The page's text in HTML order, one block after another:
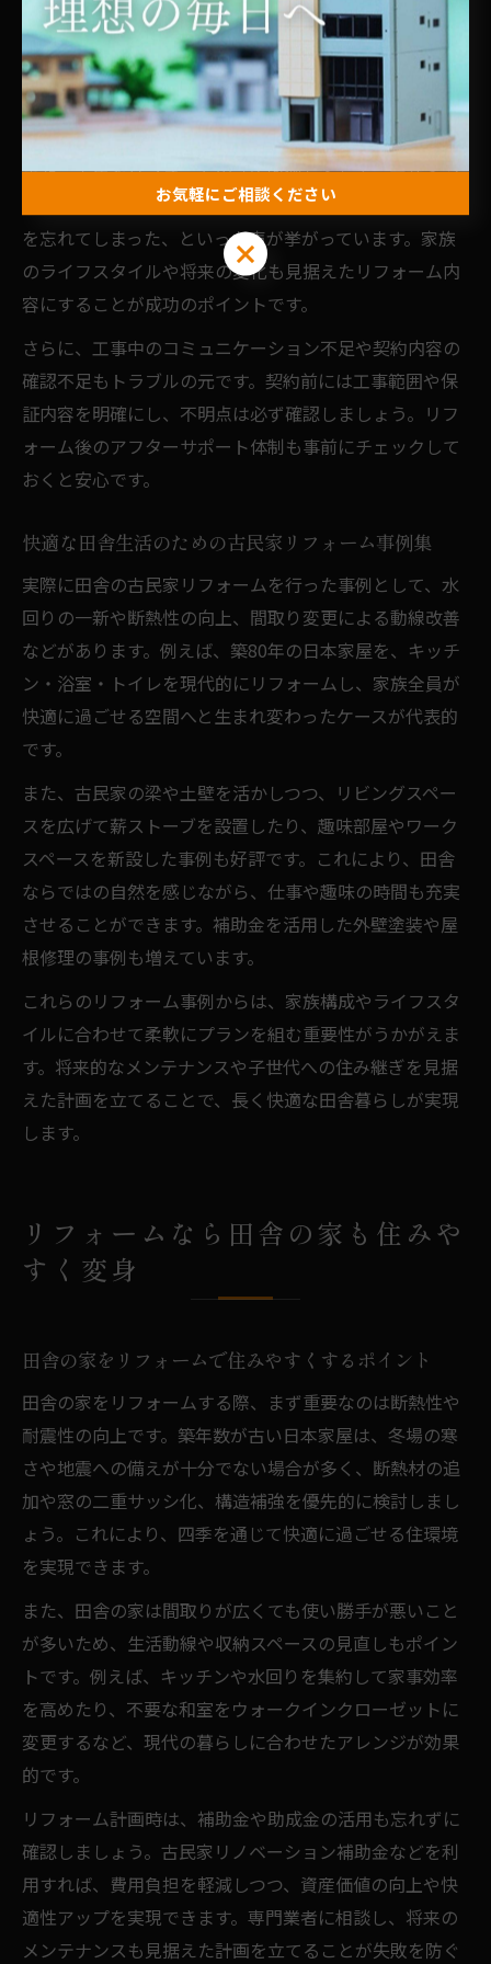
切です。特に築年数が古い建物では、見えない部分の劣
化や追加工事が発生しやすく、予算オーバーになるケー
スも珍しくありません。想定外の費用や工期の延長を防
ぐため、余裕を持った計画を立てましょう。
また、古民家リフォームの「失敗例」として、デザイン
や機能性に偏りすぎて住みにくくなった、補助金の申請
を忘れてしまった、といった声が挙がっています。家族
のライフスタイルや将来の変化も見据えたリフォーム内
容にすることが成功のポイントです。
さらに、工事中のコミュニケーション不足や契約内容の
確認不足もトラブルの元です。契約前には工事範囲や保
証内容を明確にし、不明点は必ず確認しましょう。リフ
ォーム後のアフターサポート体制も事前にチェックして
おくと安心です。
快適な田舎生活のための古民家リフォーム事例集
実際に田舎の古民家リフォームを行った事例として、水
回りの一新や断熱性の向上、間取り変更による動線改善
などがあります。例えば、築80年の日本家屋を、キッチ
ン・浴室・トイレを現代的にリフォームし、家族全員が
快適に過ごせる空間へと生まれ変わったケースが代表的
です。
また、古民家の梁や土壁を活かしつつ、リビングスペー
スを広げて薪ストーブを設置したり、趣味部屋やワーク
スペースを新設した事例も好評です。これにより、田舎
ならではの自然を感じながら、仕事や趣味の時間も充実
させることができます。補助金を活用した外壁塗装や屋
根修理の事例も増えています。
これらのリフォーム事例からは、家族構成やライフスタ
イルに合わせて柔軟にプランを組む重要性がうかがえま
す。将来的なメンテナンスや子世代への住み継ぎを見据
えた計画を立てることで、長く快適な田舎暮らしが実現
します。
リフォームなら田舎の家も住みや
すく変身
田舎の家をリフォームで住みやすくするポイント
田舎の家をリフォームする際、まず重要なのは断熱性や
耐震性の向上です。築年数が古い日本家屋は、冬場の寒
さや地震への備えが十分でない場合が多く、断熱材の追
加や窓の二重サッシ化、構造補強を優先的に検討しまし
ょう。これにより、四季を通じて快適に過ごせる住環境
を実現できます。
また、田舎の家は間取りが広くても使い勝手が悪いこと
が多いため、生活動線や収納スペースの見直しもポイン
トです。例えば、キッチンや水回りを集約して家事効率
を高めたり、不要な和室をウォークインクローゼットに
変更するなど、現代の暮らしに合わせたアレンジが効果
的です。
リフォーム計画時は、補助金や助成金の活用も忘れずに
確認しましょう。古民家リノベーション補助金などを利
用すれば、費用負担を軽減しつつ、資産価値の向上や快
適性アップを実現できます。専門業者に相談し、将来の
メンテナンスも見据えた計画を立てることが失敗を防ぐ
お気軽にご相談ください
お気軽にご相談ください